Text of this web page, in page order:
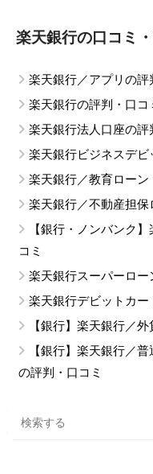
楽天銀行の口コミ
楽天銀行／アプリの評
楽天銀行の評判・口コ
楽天銀行法人口座の評
楽天銀行ビジネスデ
楽天銀行／教育ローン
楽天銀行／不動産担保
【銀行・ノンバンク
コミ
楽天銀行スーパーロー
楽天銀行デビットカー
【銀行】楽天銀行／
【銀行】楽天銀行／
の評判・口コミ